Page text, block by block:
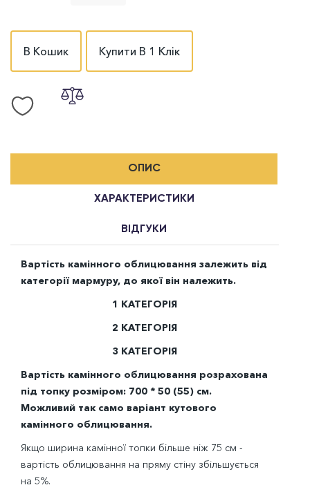
В Кошик Купити В 1 Клік
ОПИС
ХАРАКТЕРИСТИКИ
ВІДГУКИ
Вартість камінного облицювання залежить від
категорії мармуру, до якої він належить.
1 КАТЕГОРІЯ
2 КАТЕГОРІЯ
3 КАТЕГОРІЯ
Вартість камінного облицювання розрахована
під топку розміром: 700 * 50 (55) см.
Можливий так само варіант кутового
камінного облицювання.
Якщо ширина камінної топки більше ніж 75 см -
вартість облицювання на пряму стіну збільшується
на 5%.